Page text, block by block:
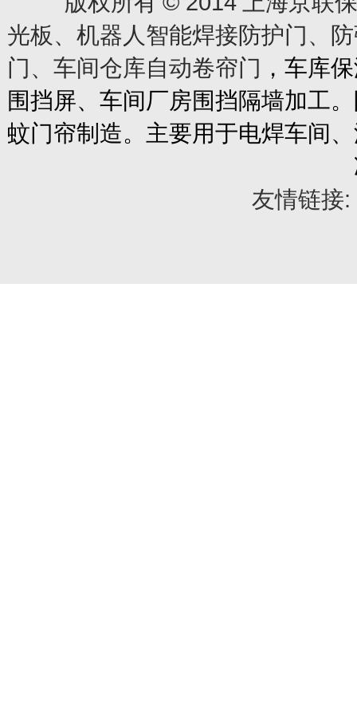
光板、机器人智能焊接防护门、
门、车间仓库自动卷帘门 ，车库
围挡屏、车间厂房围挡隔墙加工
蚊门帘制造。主要用于电焊车间
友情链接: